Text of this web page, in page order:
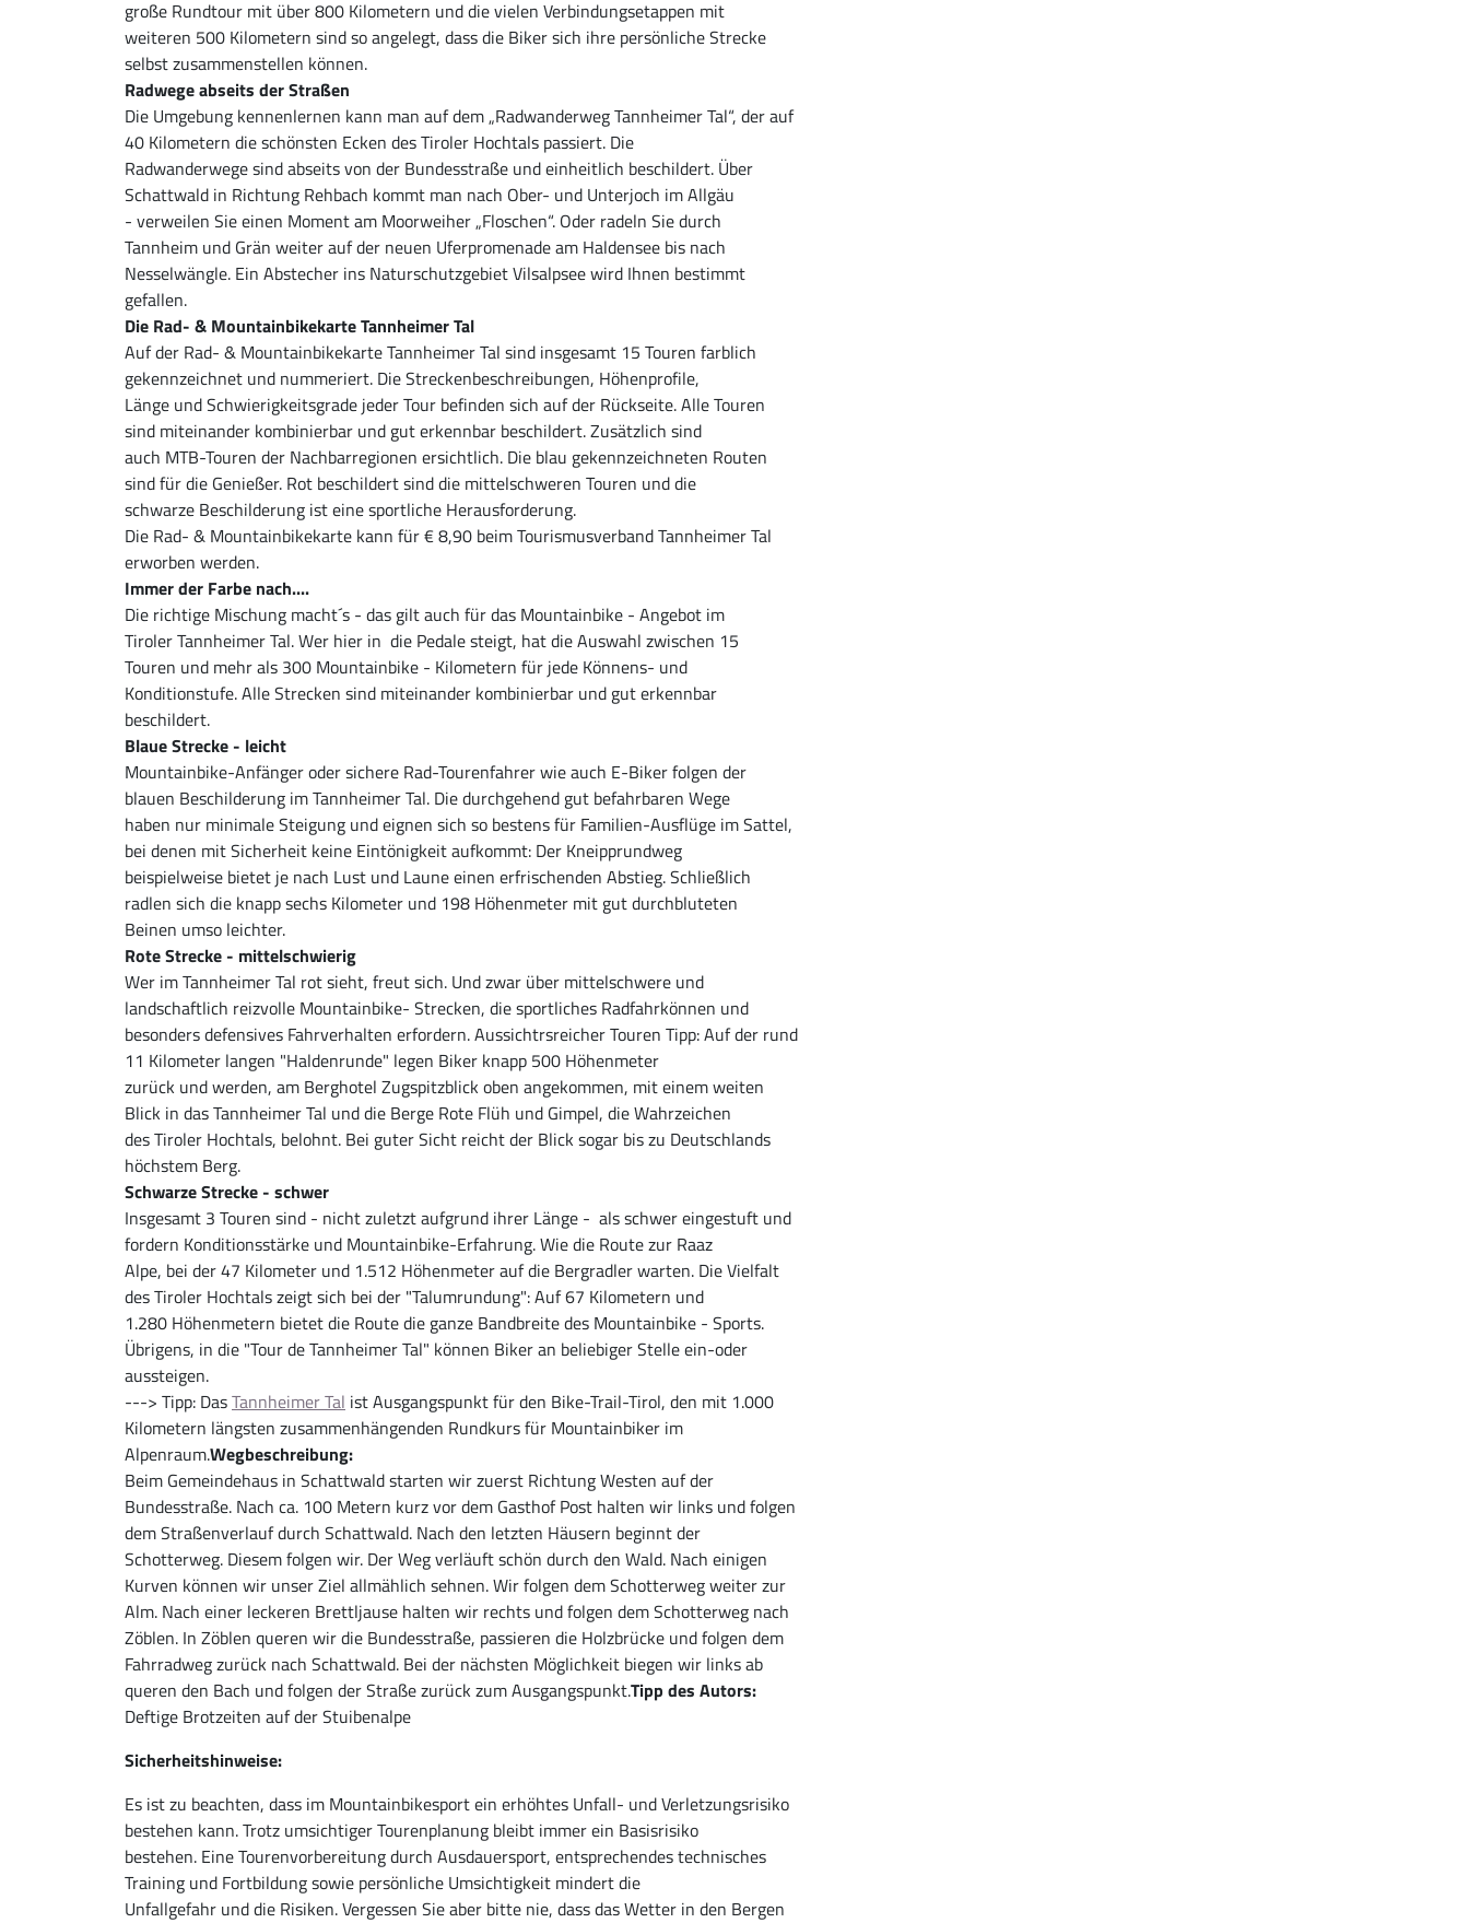
große Rundtour mit über 800 Kilometern und die vielen Verbindungsetappen mit
weiteren 500 Kilometern sind so angelegt, dass die Biker sich ihre persönliche Strecke
selbst zusammenstellen können.
Radwege abseits der Straßen
Die Umgebung kennenlernen kann man auf dem „Radwanderweg Tannheimer Tal“, der auf
40 Kilometern die schönsten Ecken des Tiroler Hochtals passiert. Die
Radwanderwege sind abseits von der Bundesstraße und einheitlich beschildert. Über
Schattwald in Richtung Rehbach kommt man nach Ober- und Unterjoch im Allgäu
- verweilen Sie einen Moment am Moorweiher „Floschen“. Oder radeln Sie durch
Tannheim und Grän weiter auf der neuen Uferpromenade am Haldensee bis nach
Nesselwängle. Ein Abstecher ins Naturschutzgebiet Vilsalpsee wird Ihnen bestimmt
gefallen.
Die Rad- & Mountainbikekarte Tannheimer Tal
Auf der Rad- & Mountainbikekarte Tannheimer Tal sind insgesamt 15 Touren farblich
gekennzeichnet und nummeriert. Die Streckenbeschreibungen, Höhenprofile,
Länge und Schwierigkeitsgrade jeder Tour befinden sich auf der Rückseite. Alle Touren
sind miteinander kombinierbar und gut erkennbar beschildert. Zusätzlich sind
auch MTB-Touren der Nachbarregionen ersichtlich. Die blau gekennzeichneten Routen
sind für die Genießer. Rot beschildert sind die mittelschweren Touren und die
schwarze Beschilderung ist eine sportliche Herausforderung.
Die Rad- & Mountainbikekarte kann für € 8,90 beim Tourismusverband Tannheimer Tal
erworben werden.
Immer der Farbe nach....
Die richtige Mischung macht´s - das gilt auch für das Mountainbike - Angebot im
Tiroler Tannheimer Tal. Wer hier in die Pedale steigt, hat die Auswahl zwischen 15
Touren und mehr als 300 Mountainbike - Kilometern für jede Könnens- und
Konditionstufe. Alle Strecken sind miteinander kombinierbar und gut erkennbar
beschildert.
Blaue Strecke - leicht
Mountainbike-Anfänger oder sichere Rad-Tourenfahrer wie auch E-Biker folgen der
blauen Beschilderung im Tannheimer Tal. Die durchgehend gut befahrbaren Wege
haben nur minimale Steigung und eignen sich so bestens für Familien-Ausflüge im Sattel,
bei denen mit Sicherheit keine Eintönigkeit aufkommt: Der Kneipprundweg
beispielweise bietet je nach Lust und Laune einen erfrischenden Abstieg. Schließlich
radlen sich die knapp sechs Kilometer und 198 Höhenmeter mit gut durchbluteten
Beinen umso leichter.
Rote Strecke - mittelschwierig
Wer im Tannheimer Tal rot sieht, freut sich. Und zwar über mittelschwere und
landschaftlich reizvolle Mountainbike- Strecken, die sportliches Radfahrkönnen und
besonders defensives Fahrverhalten erfordern. Aussichtrsreicher Touren Tipp: Auf der rund
11 Kilometer langen "Haldenrunde" legen Biker knapp 500 Höhenmeter
zurück und werden, am Berghotel Zugspitzblick oben angekommen, mit einem weiten
Blick in das Tannheimer Tal und die Berge Rote Flüh und Gimpel, die Wahrzeichen
des Tiroler Hochtals, belohnt. Bei guter Sicht reicht der Blick sogar bis zu Deutschlands
höchstem Berg.
Schwarze Strecke - schwer
Insgesamt 3 Touren sind - nicht zuletzt aufgrund ihrer Länge - als schwer eingestuft und
fordern Konditionsstärke und Mountainbike-Erfahrung. Wie die Route zur Raaz
Alpe, bei der 47 Kilometer und 1.512 Höhenmeter auf die Bergradler warten. Die Vielfalt
des Tiroler Hochtals zeigt sich bei der "Talumrundung": Auf 67 Kilometern und
1.280 Höhenmetern bietet die Route die ganze Bandbreite des Mountainbike - Sports.
Übrigens, in die "Tour de Tannheimer Tal" können Biker an beliebiger Stelle ein-oder
aussteigen.
---> Tipp: DasTannheimer Tal ist Ausgangspunkt für den Bike-Trail-Tirol, den mit 1.000
Kilometern längsten zusammenhängenden Rundkurs für Mountainbiker im
Alpenraum.Wegbeschreibung:
Beim Gemeindehaus in Schattwald starten wir zuerst Richtung Westen auf der
Bundesstraße. Nach ca. 100 Metern kurz vor dem Gasthof Post halten wir links und folgen
dem Straßenverlauf durch Schattwald. Nach den letzten Häusern beginnt der
Schotterweg. Diesem folgen wir. Der Weg verläuft schön durch den Wald. Nach einigen
Kurven können wir unser Ziel allmählich sehnen. Wir folgen dem Schotterweg weiter zur
Alm. Nach einer leckeren Brettljause halten wir rechts und folgen dem Schotterweg nach
Zöblen. In Zöblen queren wir die Bundesstraße, passieren die Holzbrücke und folgen dem
Fahrradweg zurück nach Schattwald. Bei der nächsten Möglichkeit biegen wir links ab
queren den Bach und folgen der Straße zurück zum Ausgangspunkt.Tipp des Autors:
Deftige Brotzeiten auf der Stuibenalpe
Sicherheitshinweise:
Es ist zu beachten, dass im Mountainbikesport ein erhöhtes Unfall- und Verletzungsrisiko
bestehen kann. Trotz umsichtiger Tourenplanung bleibt immer ein Basisrisiko
bestehen. Eine Tourenvorbereitung durch Ausdauersport, entsprechendes technisches
Training und Fortbildung sowie persönliche Umsichtigkeit mindert die
Unfallgefahr und die Risiken. Vergessen Sie aber bitte nie, dass das Wetter in den Bergen